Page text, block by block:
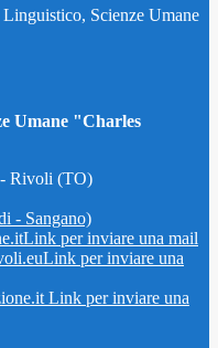
Scienze Umane
Umane "Charles
Rivoli (TO)
- Sangano)
Link per inviare una mail
Link per inviare una
Link per inviare una